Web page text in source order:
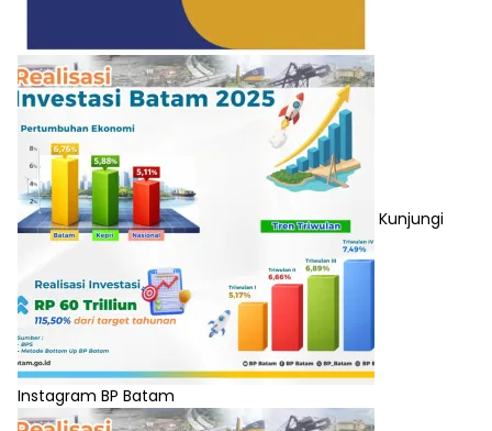
Kunjungi
Instagram BP Batam